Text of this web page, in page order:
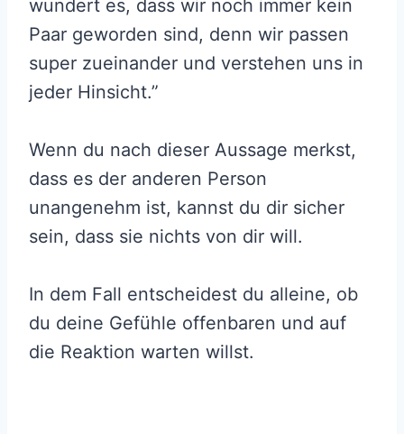
wundert es, dass wir noch immer kein
Paar geworden sind, denn wir passen
super zueinander und verstehen uns in
jeder Hinsicht.”
Wenn du nach dieser Aussage merkst,
dass es der anderen Person
unangenehm ist, kannst du dir sicher
sein, dass sie nichts von dir will.
In dem Fall entscheidest du alleine, ob
du deine Gefühle offenbaren und auf
die Reaktion warten willst.